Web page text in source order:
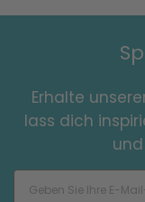
Erhalte
lass dich